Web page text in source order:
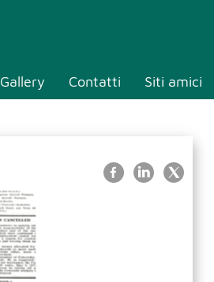
Gallery Contatti Siti amici